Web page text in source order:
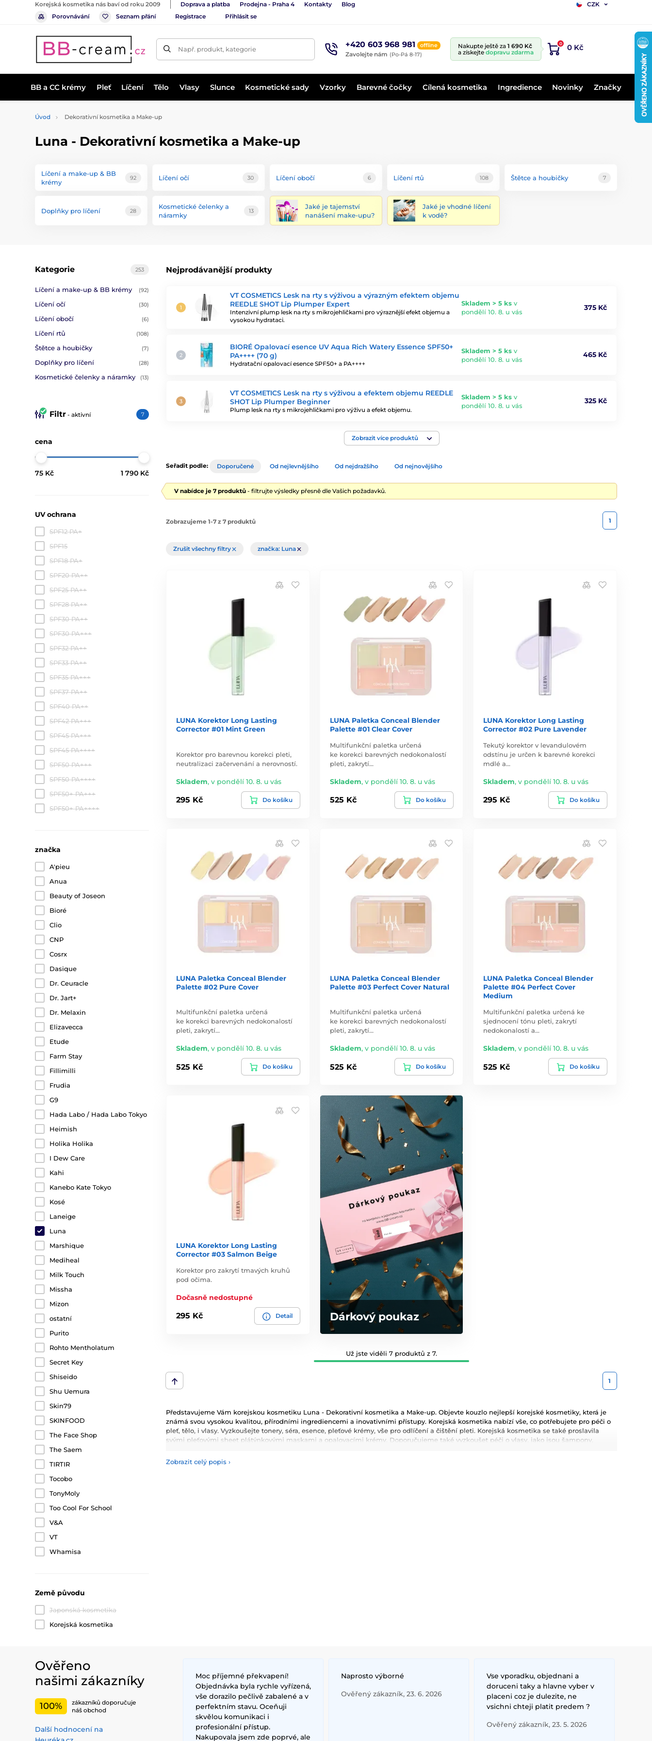
Korejská kosmetika nás baví od roku 2009 Doprava a platba Prodejna - Praha 4 Kontakty Blog
CZK
Porovnávání
Seznam přání Registrace Přihlásit se
Např. produkt, kategorie +420 603 968 981 offline
Zavolejte nám (Po-Pá 8-17)
Nakupte ještě za 1 690 Kč
a získejte dopravu zdarma
0 0 Kč
BB a CC krémy Pleť Líčení Tělo Vlasy Slunce Kosmetické sady Vzorky Barevné čočky Cílená kosmetika Ingredience Novinky Značky
Úvod Dekorativní kosmetika a Make-up
Luna - Dekorativní kosmetika a Make-up
Líčení a make-up & BB
krémy
92 Líčení očí 30 Líčení obočí 6 Líčení rtů 108 Štětce a houbičky 7
Doplňky pro líčení 28
Kosmetické čelenky a
náramky
13
Jaké je tajemství
nanášení make-upu?
Jaké je vhodné líčení
k vodě?
Nejprodávanější produkty
VT COSMETICS Lesk na rty s výživou a výrazným efektem objemu
REEDLE SHOT Lip Plumper Expert
Intenzivní plump lesk na rty s mikrojehličkami pro výraznější efekt objemu a
vysokou hydrataci.
Skladem > 5 ks v
pondělí 10. 8. u vás
375 Kč
BIORÉ Opalovací esence UV Aqua Rich Watery Essence SPF50+
PA++++ (70 g)
Hydratační opalovací esence SPF50+ a PA++++
Skladem > 5 ks v
pondělí 10. 8. u vás
465 Kč
VT COSMETICS Lesk na rty s výživou a efektem objemu REEDLE
SHOT Lip Plumper Beginner
Plump lesk na rty s mikrojehličkami pro výživu a efekt objemu.
Skladem > 5 ks v
pondělí 10. 8. u vás
325 Kč
Zobrazit více produktů
253
Kategorie
Líčení a make-up & BB krémy (92)
Líčení očí (30)
Líčení obočí (6)
Líčení rtů (108)
Štětce a houbičky (7)
Doplňky pro líčení (28)
Kosmetické čelenky a náramky (13)
Filtr - aktivní 7
cena
75 Kč 1 790 Kč
UV ochrana
SPF12 PA+
SPF15
SPF18 PA+
SPF20 PA++
SPF25 PA++
SPF28 PA++
SPF30 PA++
SPF30 PA+++
SPF32 PA++
SPF33 PA++
SPF35 PA+++
SPF37 PA++
SPF40 PA++
SPF42 PA+++
SPF45 PA+++
SPF45 PA++++
SPF50 PA+++
SPF50 PA++++
SPF50+ PA+++
SPF50+ PA++++
značka
A'pieu
Anua
Beauty of Joseon
Bioré
Clio
CNP
Cosrx
Dasique
Dr. Ceuracle
Dr. Jart+
Dr. Melaxin
Elizavecca
Etude
Farm Stay
Fillimilli
Frudia
G9
Hada Labo / Hada Labo Tokyo
Heimish
Holika Holika
I Dew Care
Kahi
Kanebo Kate Tokyo
Kosé
Laneige
Luna
Marshique
Mediheal
Milk Touch
Missha
Mizon
ostatní
Purito
Rohto Mentholatum
Secret Key
Shiseido
Shu Uemura
Skin79
SKINFOOD
The Face Shop
The Saem
TIRTIR
Tocobo
TonyMoly
Too Cool For School
V&A
VT
Whamisa
Země původu
Japonská kosmetika
Korejská kosmetika
Seřadit podle: Doporučené Od nejlevnějšího Od nejdražšího Od nejnovějšího
V nabídce je 7 produktů - filtrujte výsledky přesně dle Vašich požadavků.
Zobrazujeme 1-7 z 7 produktů 1
Zrušit všechny filtry značka: Luna
LUNA Korektor Long Lasting
Corrector #01 Mint Green
Korektor pro barevnou korekci pleti,
neutralizaci začervenání a nerovností.
Skladem, v pondělí 10. 8. u vás
295 Kč Do košíku
LUNA Paletka Conceal Blender
Palette #01 Clear Cover
Multifunkční paletka určená
ke korekci barevných nedokonalostí
pleti, zakrytí…
Skladem, v pondělí 10. 8. u vás
525 Kč Do košíku
LUNA Korektor Long Lasting
Corrector #02 Pure Lavender
Tekutý korektor v levandulovém
odstínu je určen k barevné korekci
mdlé a…
Skladem,v pondělí 10. 8. u vás
295 Kč Do košíku
LUNA Paletka Conceal Blender
Palette #02 Pure Cover
Multifunkční paletka určená
ke korekci barevných nedokonalostí
pleti, zakrytí…
Skladem, v pondělí 10. 8. u vás
525 Kč Do košíku
LUNA Paletka Conceal Blender
Palette #03 Perfect Cover Natural
Multifunkční paletka určená
ke korekci barevných nedokonalostí
pleti, zakrytí…
Skladem, v pondělí 10. 8. u vás
525 Kč Do košíku
LUNA Paletka Conceal Blender
Palette #04 Perfect Cover
Medium
Multifunkční paletka určená ke
sjednocení tónu pleti, zakrytí
nedokonalostí a…
Skladem,v pondělí 10. 8. u vás
525 Kč Do košíku
LUNA Korektor Long Lasting
Corrector #03 Salmon Beige
Korektor pro zakrytí tmavých kruhů
pod očima.
Dočasně nedostupné
295 Kč Detail Dárkový poukaz
Už jste viděli 7 produktů z 7.
1
Představujeme Vám korejskou kosmetiku Luna - Dekorativní kosmetika a Make-up. Objevte kouzlo nejlepší korejské kosmetiky, která je
známá svou vysokou kvalitou, přírodními ingrediencemi a inovativními přístupy. Korejská kosmetika nabízí vše, co potřebujete pro péči o
pleť, tělo, i vlasy. Vyzkoušejte tonery, séra, esence, pleťové krémy, vše pro odlíčení a čištění pleti. Korejská kosmetika se také proslavila
svými pleťovými sheet plátýnkovými maskami a opalovacími krémy. Doporučujeme také vyzkoušet péči o vlasy, jako jsou šampony,
Mezi nejčastěji používané ingredience patří šnečí extrakt, zelený čaj, aloe vera a kyselina hyaluronová, které poskytují hloubkovou
Zobrazit celý popis ›
Ověřeno
našimi zákazníky
100%
zákazníků doporučuje
náš obchod
Další hodnocení na
Moc příjemné překvapení!
Objednávka byla rychle vyřízená,
vše dorazilo pečlivě zabalené a v
perfektním stavu. Oceňuji
skvělou komunikaci i
profesionální přístup.
Nakupovala jsem zde poprvé, ale
Naprosto výborné
Ověřený zákazník, 23. 6. 2026
Vse vporadku, objednani a
doruceni taky a hlavne vyber v
placeni coz je dulezite, ne
vsichni chteji platit predem ?
Ověřený zákazník, 23. 5. 2026